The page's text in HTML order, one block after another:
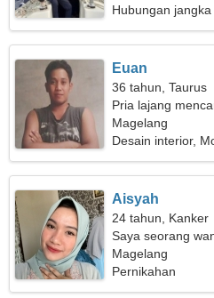
Hubungan
Euan
36 tahun, Taurus
Pria lajang
Magelang
Desain interior,
Aisyah
24 tahun, Kanker
Saya seorang
Magelang
Pernikahan